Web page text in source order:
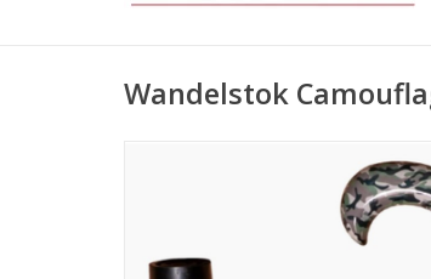
Wandelstok